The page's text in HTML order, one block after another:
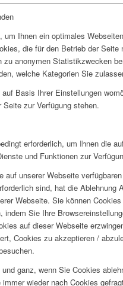
um Ihnen ein optimales
die für den Betrieb der Seite
zu anonymen Statistikzwecken
welche Kategorien Sie
Basis Ihrer Einstellungen
zur Verfügung stehen.
erforderlich, um Ihnen die
und Funktionen zur
auf unserer Webseite
sind, hat die Ablehnung
Webseite. Sie können
indem Sie Ihre
auf dieser Webseite
Cookies zu akzeptieren /
ganz, wenn Sie Cookies
wieder nach Cookies